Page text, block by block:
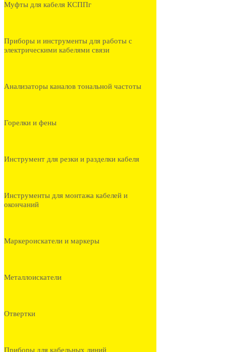
Муфты для кабеля КСППг
Приборы и инструменты для работы с
электрическими кабелями связи
Анализаторы каналов тональной частоты
Горелки и фены
Инструмент для резки и разделки кабеля
Инструменты для монтажа кабелей и
окончаний
Маркероискатели и маркеры
Металлоискатели
Отвертки
Приборы для кабельных линий